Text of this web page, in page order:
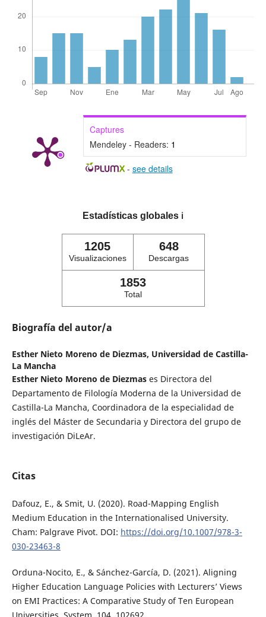
Captures
Mendeley - Readers: 1
- see details
Estadísticas globales ℹ️
1205
Visualizaciones
648
Descargas
1853
Total
Biografía del autor/a
Esther Nieto Moreno de Diezmas, Universidad de Castilla-
La Mancha
Esther Nieto Moreno de Diezmases Directora del
Departamento de Filología Moderna de la Universidad de
Castilla-La Mancha, Coordinadora de la especialidad de
inglés del Máster de Secundaria y Directora del grupo de
investigación DiLeAr.
Citas
Dafouz, E., & Smit, U. (2020). Road-Mapping English
Medium Education in the Internationalised University.
Cham: Palgrave Pivot. DOI: https://doi.org/10.1007/978-3-
030-23463-8
Orduna-Nocito, E., & Sánchez-García, D. (2021). Aligning
Higher Education Language Policies with Lecturers’ Views
on EMI Practices: A Comparative Study of Ten European